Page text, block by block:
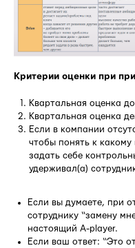
Критерии оценки при
Квартальная оценка
Квартальная оценка
Если в компании
чтобы понять к
задать себе
удерживал(а)
Если вы думаете, при
сотруднику “замену
настоящий A-player.
Если ваш ответ: “Это